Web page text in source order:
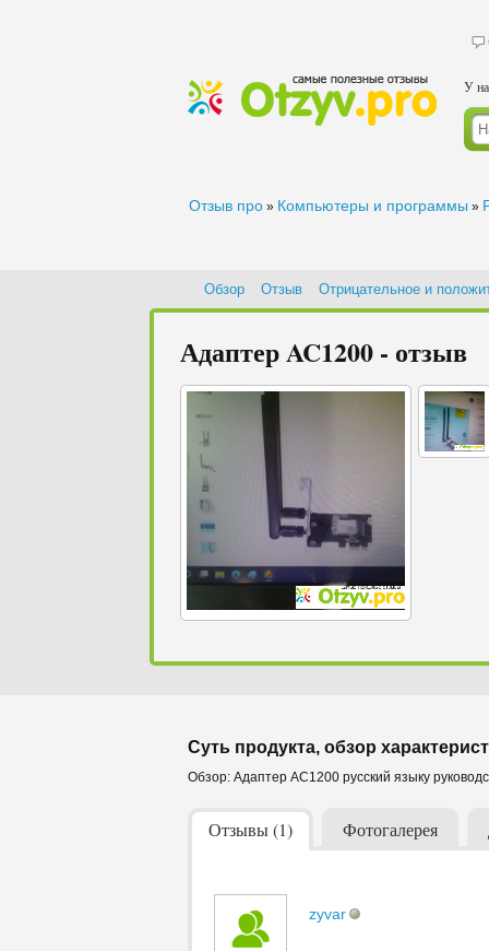
У
Отзыв про » Компьютеры и программы »
Обзор Отзыв Отрицательное и
Адаптер AC1200 - отзыв
Суть продукта, обзор
Обзор: Адаптер AC1200 русский языку
Отзывы (1) Фотогалерея
zyvar